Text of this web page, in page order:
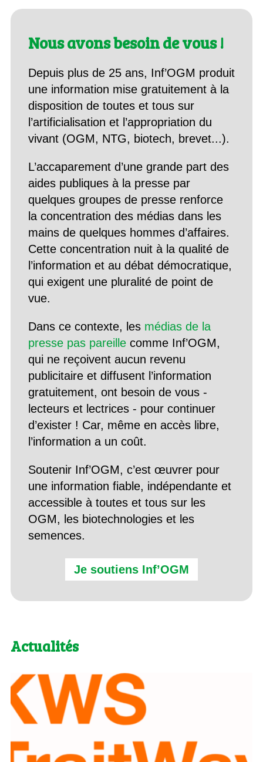
Nous avons besoin de vous !
Depuis plus de 25 ans, Inf’OGM produit
une information mise gratuitement à la
disposition de toutes et tous sur
l’artificialisation et l’appropriation du
vivant (OGM, NTG, biotech, brevet...).
L’accaparement d’une grande part des
aides publiques à la presse par
quelques groupes de presse renforce
la concentration des médias dans les
mains de quelques hommes d’affaires.
Cette concentration nuit à la qualité de
l’information et au débat démocratique,
qui exigent une pluralité de point de
vue.
Dans ce contexte, les médias de la
presse pas pareillecomme Inf’OGM,
qui ne reçoivent aucun revenu
publicitaire et diffusent l’information
gratuitement, ont besoin de vous -
lecteurs et lectrices - pour continuer
d’exister ! Car, même en accès libre,
l’information a un coût.
Soutenir Inf’OGM, c’est œuvrer pour
une information fiable, indépendante et
accessible à toutes et tous sur les
OGM, les biotechnologies et les
semences.
Je soutiens Inf’OGM
Actualités